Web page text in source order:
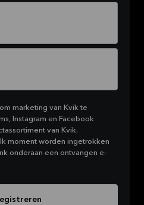
marketing van Kvik te
Instagram en Facebook
van Kvik.
moment worden ingetrokken
onderaan een ontvangen e-